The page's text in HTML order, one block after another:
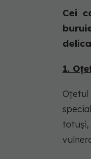
Cei
1.